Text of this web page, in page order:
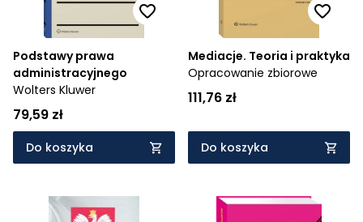
Podstawy prawa
administracyjnego
Wolters Kluwer
79,59 zł
Do koszyka
Mediacje. Teoria i praktyka
Opracowanie zbiorowe
111,76 zł
Do koszyka